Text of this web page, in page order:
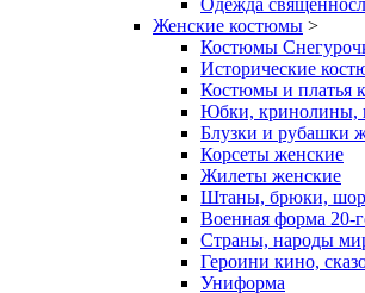
Одежда
Женские костюмы >
Костюмы
Исторические
Костюмы и платья
Юбки, кринолины,
Блузки и рубашки
Корсеты женские
Жилеты женские
Штаны, брюки,
Военная форма 20-
Страны, народы
Героини кино,
Униформа